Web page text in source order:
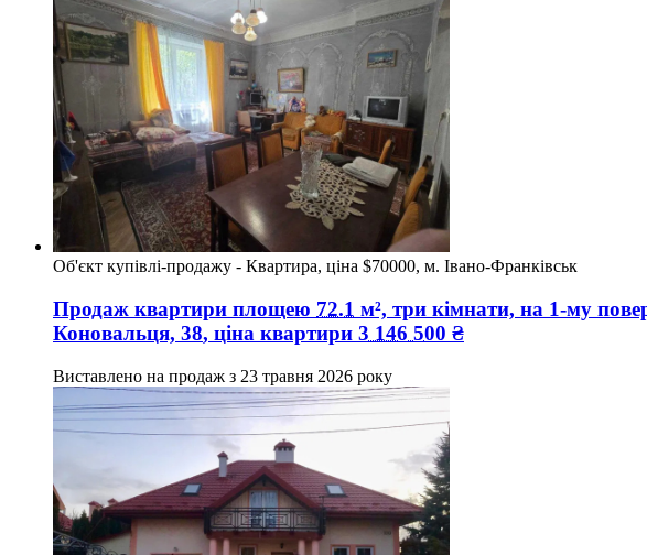
Об'єкт купівлі-продажу - Квартира, ціна $70000, м. Івано-Франківськ
Продаж квартири площею 72.1 м², три кімнати, на 1-му
Коновальця, 38, ціна квартири 3 146 500 ₴
Виставлено на продаж з 23 травня 2026 року